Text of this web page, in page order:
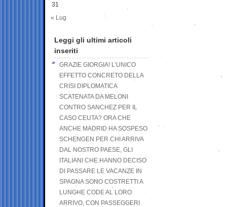
31
« Lug
Leggi gli ultimi articoli
inseriti
GRAZIE GIORGIA! L’UNICO
EFFETTO CONCRETO DELLA
CRISI DIPLOMATICA
SCATENATA DA MELONI
CONTRO SANCHEZ PER IL
CASO CEUTA? ORA CHE
ANCHE MADRID HA SOSPESO
SCHENGEN PER CHI ARRIVA
DAL NOSTRO PAESE, GLI
ITALIANI CHE HANNO DECISO
DI PASSARE LE VACANZE IN
SPAGNA SONO COSTRETTI A
LUNGHE CODE AL LORO
ARRIVO, CON PASSEGGERI